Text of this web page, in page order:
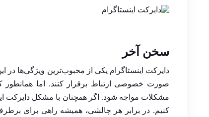
سخن آخر
دایرکت اینستاگرام یکی از محبوب‌ترین ویژگی‌ها در
صورت خصوصی ارتباط برقرار کنند. اما
مشکلات مواجه شود. اگر همچنان با مشکل دایرکت
کنیم. در برابر هر چالشی، همیشه راهی برای